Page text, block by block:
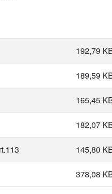
192,79
189,59
165,45
182,07
145,80
378,08